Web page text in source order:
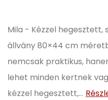
Mila - Kézzel
állvány 80×44 cm
nemcsak praktikus,
lehet minden kertnek
kézzel hegesztett,...